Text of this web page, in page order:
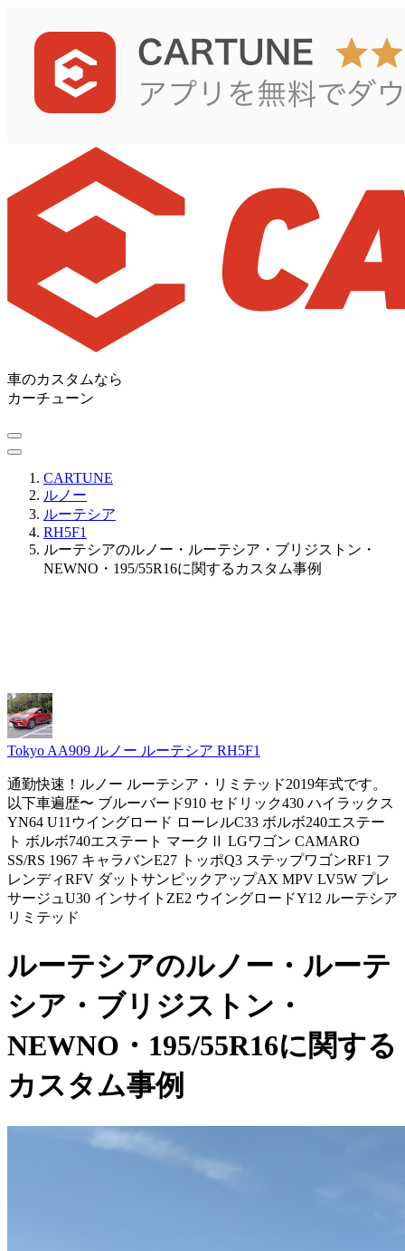
車のカスタムなら
カーチューン
CARTUNE
ルノー
ルーテシア
RH5F1
ルーテシアのルノー・ルーテシア・ブリジストン・
NEWNO・195/55R16に関するカスタム事例
Tokyo AA909 ルノー ルーテシア RH5F1
通勤快速！ルノー ルーテシア・リミテッド2019年式です。
以下車遍歴〜 ブルーバード910 セドリック430 ハイラックス
YN64 U11ウイングロード ローレルC33 ボルボ240エステー
ト ボルボ740エステート マークⅡ LGワゴン CAMARO
SS/RS 1967 キャラバンE27 トッポQ3 ステップワゴンRF1 フ
レンディRFV ダットサンピックアップAX MPV LV5W プレ
サージュU30 インサイトZE2 ウイングロードY12 ルーテシア
リミテッド
ルーテシアのルノー・ルーテ
シア・ブリジストン・
NEWNO・195/55R16に関する
カスタム事例